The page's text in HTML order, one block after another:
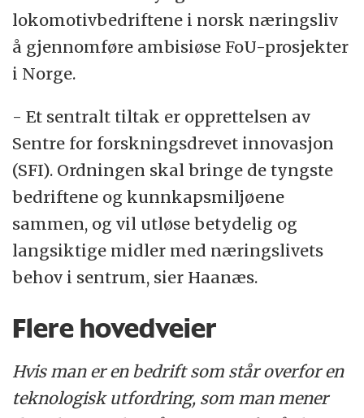
lokomotivbedriftene i norsk næringsliv
å gjennomføre ambisiøse FoU-prosjekter
i Norge.
- Et sentralt tiltak er opprettelsen av
Sentre for forskningsdrevet innovasjon
(SFI). Ordningen skal bringe de tyngste
bedriftene og kunnkapsmiljøene
sammen, og vil utløse betydelig og
langsiktige midler med næringslivets
behov i sentrum, sier Haanæs.
Flere hovedveier
Hvis man er en bedrift som står overfor en
teknologisk utfordring, som man mener